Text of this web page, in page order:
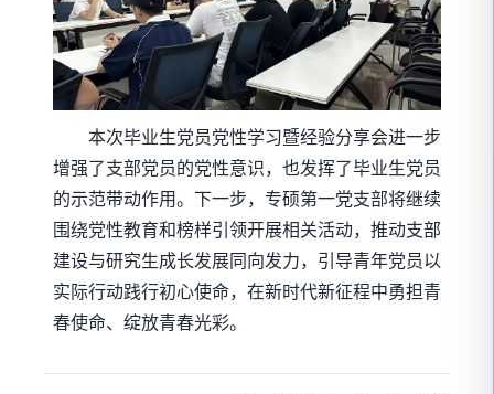
本次毕业生党员党性学习暨经验分享会进一步
增强了支部党员的党性意识，也发挥了毕业生党员
的示范带动作用。下一步，专硕第一党支部将继续
围绕党性教育和榜样引领开展相关活动，推动支部
建设与研究生成长发展同向发力，引导青年党员以
实际行动践行初心使命，在新时代新征程中勇担青
春使命、绽放青春光彩。